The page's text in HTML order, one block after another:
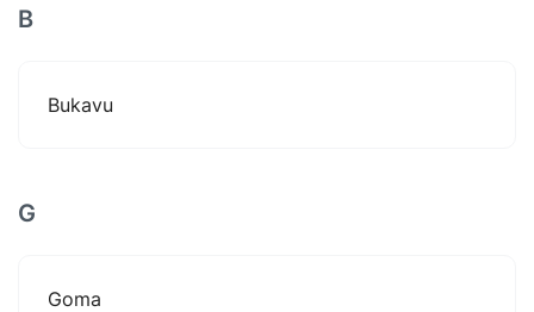
B
Bukavu
G
Goma